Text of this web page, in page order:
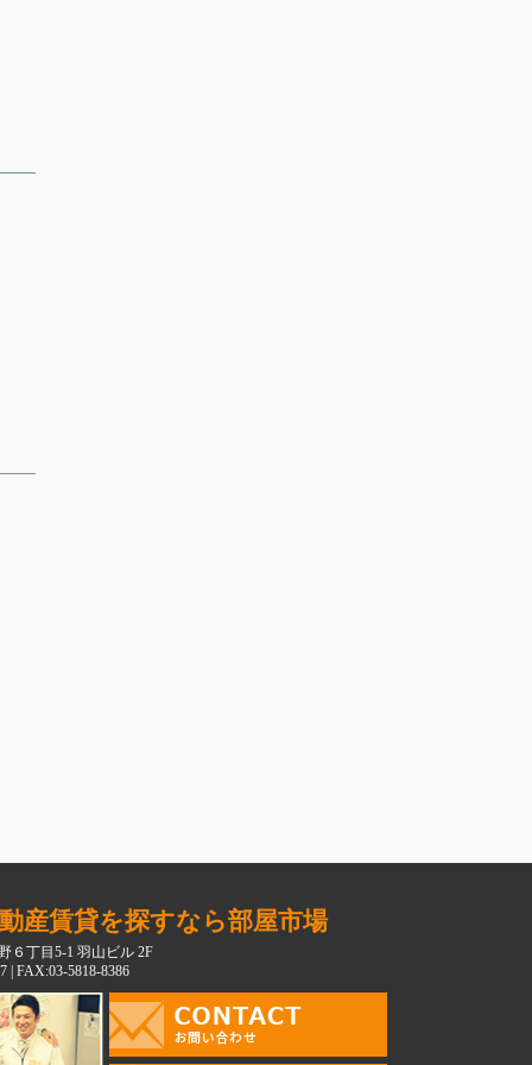
産賃貸を探すなら部屋市場
６丁目5-1 羽山ビル 2F
| FAX:03-5818-8386